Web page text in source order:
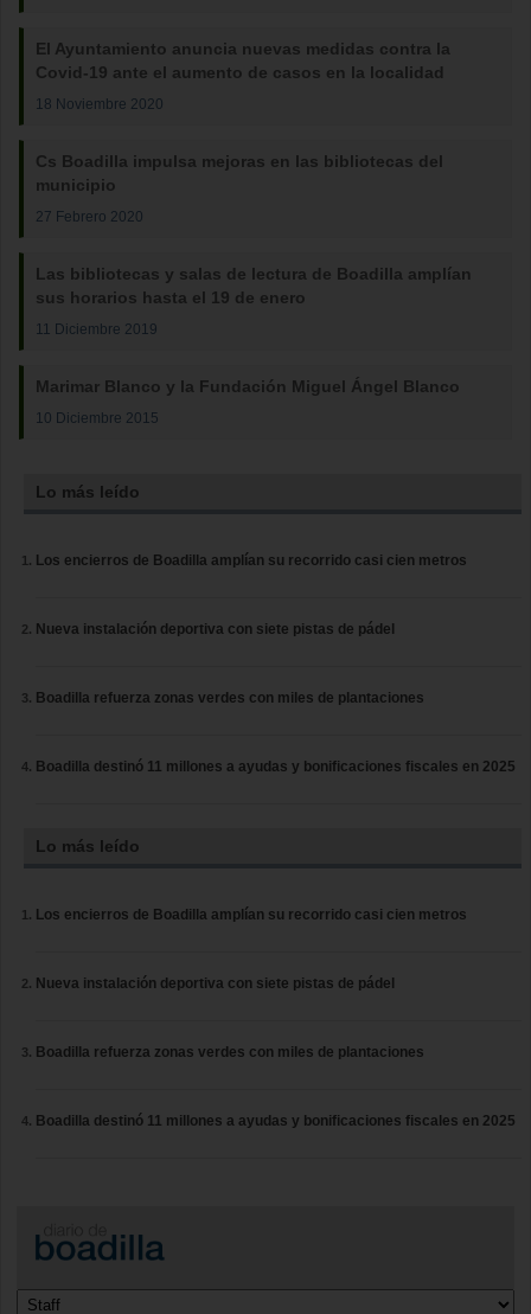
El Ayuntamiento anuncia nuevas medidas contra la
Covid-19 ante el aumento de casos en la localidad
18 Noviembre 2020
Cs Boadilla impulsa mejoras en las bibliotecas del
municipio
27 Febrero 2020
Las bibliotecas y salas de lectura de Boadilla amplían
sus horarios hasta el 19 de enero
11 Diciembre 2019
Marimar Blanco y la Fundación Miguel Ángel Blanco
10 Diciembre 2015
Lo más leído
Los encierros de Boadilla amplían su recorrido casi cien metros
Nueva instalación deportiva con siete pistas de pádel
Boadilla refuerza zonas verdes con miles de plantaciones
Boadilla destinó 11 millones a ayudas y bonificaciones fiscales en 2025
Lo más leído
Los encierros de Boadilla amplían su recorrido casi cien metros
Nueva instalación deportiva con siete pistas de pádel
Boadilla refuerza zonas verdes con miles de plantaciones
Boadilla destinó 11 millones a ayudas y bonificaciones fiscales en 2025